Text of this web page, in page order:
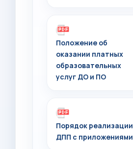
Положение об
оказании платных
образовательных
услуг ДО и ПО
Порядок реализации
ДПП c приложениями